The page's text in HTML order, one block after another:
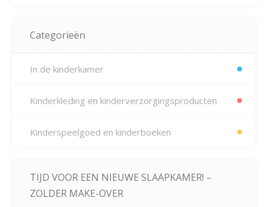
Categorieën
In de kinderkamer
Kinderkleding en kinderverzorgingsproducten
Kinderspeelgoed en kinderboeken
TIJD VOOR EEN NIEUWE SLAAPKAMER! –
ZOLDER MAKE-OVER